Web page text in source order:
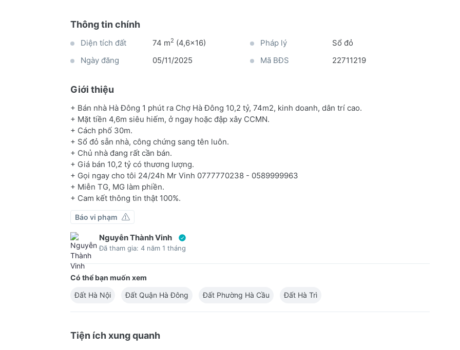
Thông tin chính
Diện tích đất 74 m2 (4,6x16) Pháp lý
Sổ đỏ
Ngày đăng
05/11/2025 Mã BĐS 22711219
Giới thiệu
+ Bán nhà Hà Đông 1 phút ra Chợ Hà Đông 10,2 tỷ, 74m2, kinh doanh, dân trí cao.
+ Mặt tiền 4,6m siêu hiếm, ở ngay hoặc đập xây CCMN.
+ Cách phố 30m.
+ Sổ đỏ sẵn nhà, công chứng sang tên luôn.
+ Chủ nhà đang rất cần bán.
+ Giá bán 10,2 tỷ có thương lượng.
+ Gọi ngay cho tôi 24/24h Mr Vinh 0777770238 - 0589999963
+ Miễn TG, MG làm phiền.
+ Cam kết thông tin thật 100%.
Báo vi phạm
Nguyễn Thành Vinh
Đã tham gia: 4 năm 1 tháng
Có thể bạn muốn xem
Đất Hà Nội
Đất Quận Hà Đông Đất Phường Hà Cầu Đất Hà Trì
Tiện ích xung quanh